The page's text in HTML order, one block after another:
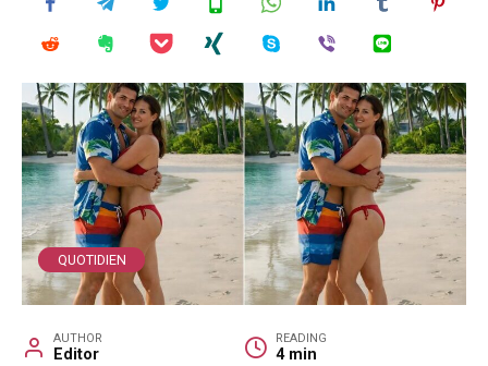
QUOTIDIEN
AUTHOR
Editor
READING
4 min